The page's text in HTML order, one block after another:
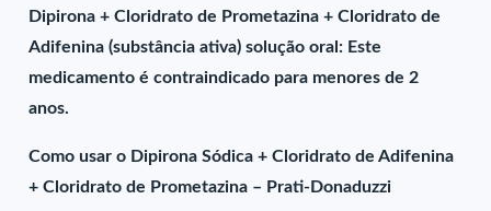
Dipirona + Cloridrato de Prometazina + Cloridrato de
Adifenina (substância ativa) solução oral: Este
medicamento é contraindicado para menores de 2
anos.
Como usar o Dipirona Sódica + Cloridrato de Adifenina
+ Cloridrato de Prometazina – Prati-Donaduzzi